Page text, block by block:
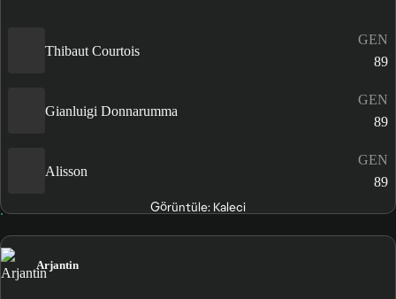
Thibaut Courtois
GEN
89
Gianluigi Donnarumma
GEN
89
Alisson
GEN
89
Görüntüle: Kaleci
Arjantin